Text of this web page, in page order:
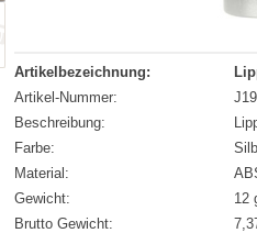
Artikelbezeichnung:
Artikel-Nummer:
Beschreibung:
Farbe:
Material:
Gewicht:
12
Brutto Gewicht: